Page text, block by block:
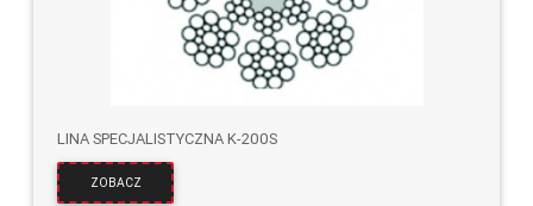
LINA SPECJALISTYCZNA K-200S
ZOBACZ